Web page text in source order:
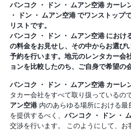
バンコク ・ ドン ・ ムアン空港 カーレ
・ ドン ・ ムアン空港でワンストップ
リストです。
バンコク ・ ドン ・ ムアン空港 におけ
の料金をお見せし、その中からお選び
予約を行います。地元のレンタカー会
ョンを比較したのち、ご自身で希望の
バンコク ・ ドン ・ ムアン空港 カーレ
タカー会社をすべて取り扱っているので
アン空港 内のあらゆる場所における最
を提供するべく、 バンコク ・ ドン ・
交渉を行います。 このようにして、お